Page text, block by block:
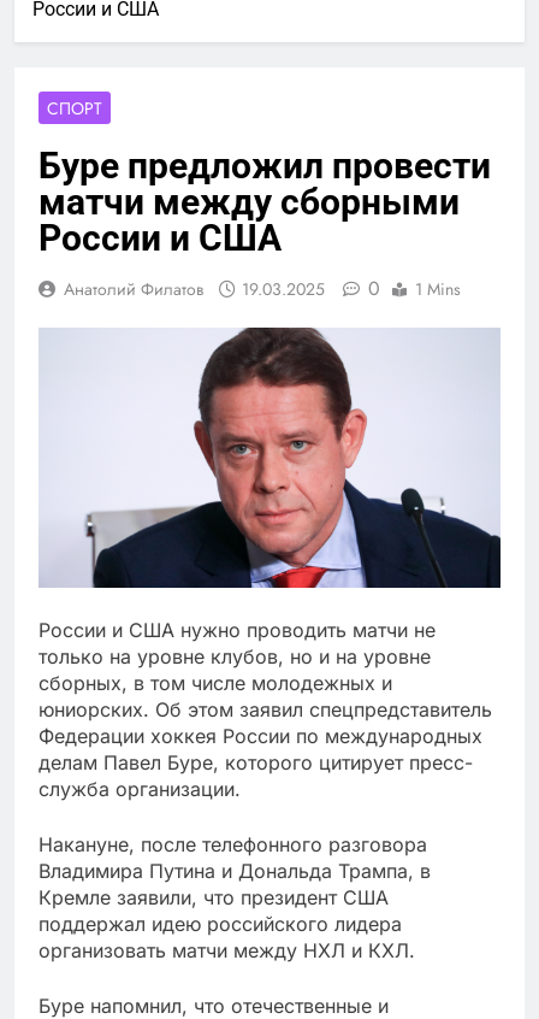
России и США
СПОРТ
Буре предложил провести
матчи между сборными
России и США
Анатолий Филатов 19.03.2025 0 1 Mins
России и США нужно проводить матчи не
только на уровне клубов, но и на уровне
сборных, в том числе молодежных и
юниорских. Об этом заявил спецпредставитель
Федерации хоккея России по международных
делам Павел Буре, которого цитирует пресс-
служба организации.
Накануне, после телефонного разговора
Владимира Путина и Дональда Трампа, в
Кремле заявили, что президент США
поддержал идею российского лидера
организовать матчи между НХЛ и КХЛ.
Буре напомнил, что отечественные и